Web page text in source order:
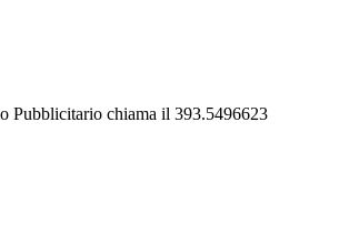
Pubblicitario chiama il 393.5496623